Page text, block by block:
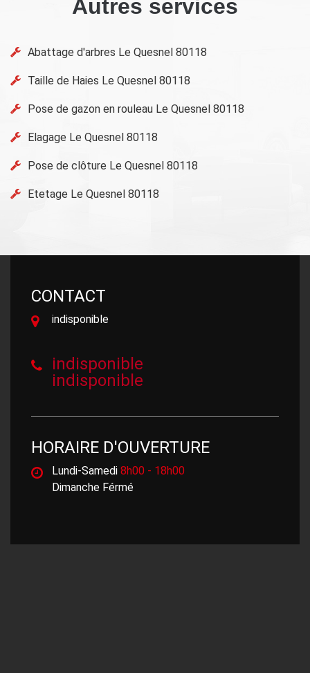
Autres services
Abattage d'arbres Le Quesnel 80118
Taille de Haies Le Quesnel 80118
Pose de gazon en rouleau Le Quesnel 80118
Elagage Le Quesnel 80118
Pose de clôture Le Quesnel 80118
Etetage Le Quesnel 80118
CONTACT
indisponible
indisponible
indisponible
HORAIRE D'OUVERTURE
Lundi-Samedi 8h00 - 18h00
Dimanche Férmé